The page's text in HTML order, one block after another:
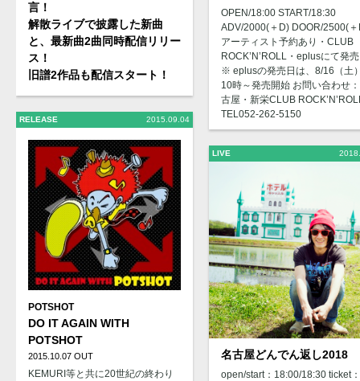
言！
解散ライブで披露した新曲
と、最新曲2曲同時配信リリー
ス！
旧譜2作品も配信スタート！
RELEASE 2015.09.04
POTSHOT
DO IT AGAIN WITH
POTSHOT
2015.10.07 OUT
KEMURI等と共に20世紀の終わり
OPEN/18:00 START/18:30
ADV/2000(＋D) DOOR/2500(
アーティスト予約あり・CLUB
ROCK’N’ROLL・eplusにて発
※ eplusの発売日は、8/16（土
10時～発売開始 お問い合わせ
古屋・新栄CLUB
TEL052-262-5150
LIVE
名古屋どんでん返し2018
open/start：18:00/18:30 ticket：